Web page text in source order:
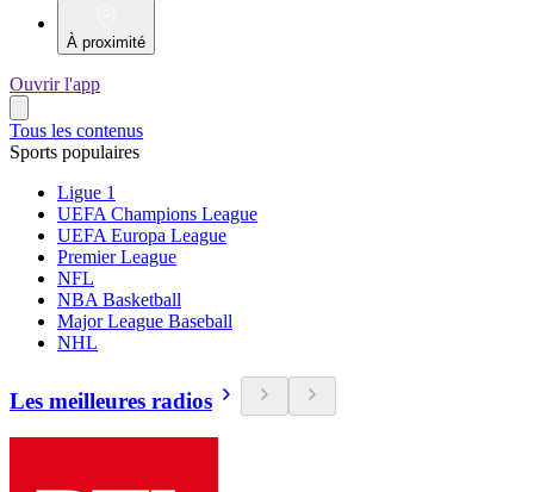
À proximité
Ouvrir l'app
Tous les contenus
Sports populaires
Ligue 1
UEFA Champions League
UEFA Europa League
Premier League
NFL
NBA Basketball
Major League Baseball
NHL
Les meilleures radios